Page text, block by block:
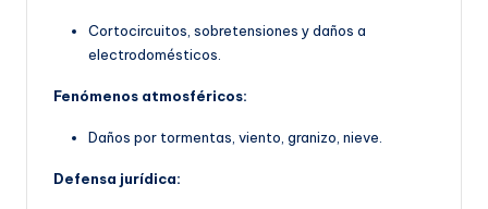
Cortocircuitos, sobretensiones y daños a
electrodomésticos.
Fenómenos atmosféricos:
Daños por tormentas, viento, granizo, nieve.
Defensa jurídica: